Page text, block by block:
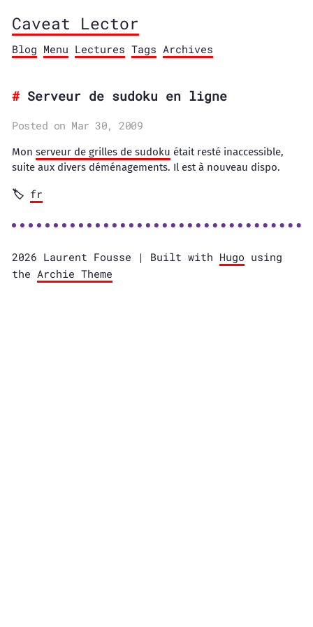
Caveat Lector
Blog Menu Lectures Tags Archives
Serveur de sudoku en ligne
Posted on Mar 30, 2009
Mon serveur de grilles de sudoku était resté inaccessible,
suite aux divers déménagements. Il est à nouveau dispo.
fr
2026 Laurent Fousse | Built with Hugo using
the Archie Theme